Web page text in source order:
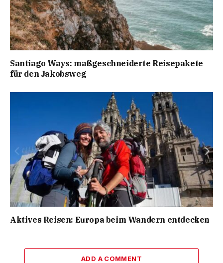
Santiago Ways: maßgeschneiderte Reisepakete
für den Jakobsweg
Aktives Reisen: Europa beim Wandern entdecken
ADD A COMMENT